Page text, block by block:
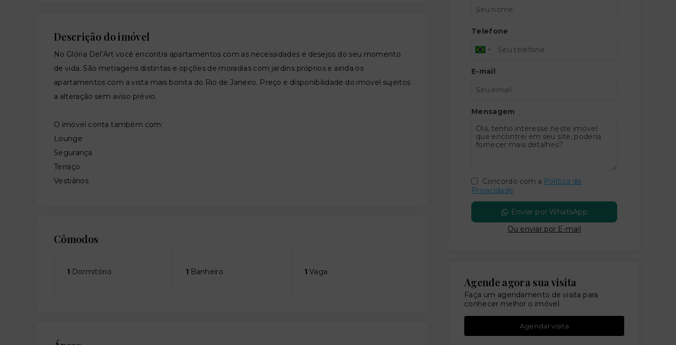
Descrição do imóvel
No Glória Del’Art você encontra apartamentos com as necessidades e desejos do seu momento
de vida. São metragens distintas e opções de moradias com jardins próprios e ainda os
apartamentos com a vista mais bonita do Rio de Janeiro. Preço e disponibilidade do imóvel sujeitos
a alteração sem aviso prévio.
O imóvel conta também com:
Lounge
Segurança
Terraço
Vestiários
Cômodos
1 Dormitório 1 Banheiro 1 Vaga
Telefone
E-mail
Mensagem
Concordo com a Política de
Privacidade
Enviar por WhatsApp
Ou enviar por E-mail
Agende agora sua visita
Faça um agendamento de visita para
conhecer melhor o imóvel.
Agendar visita